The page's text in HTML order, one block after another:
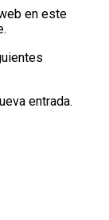
en este
entrada.